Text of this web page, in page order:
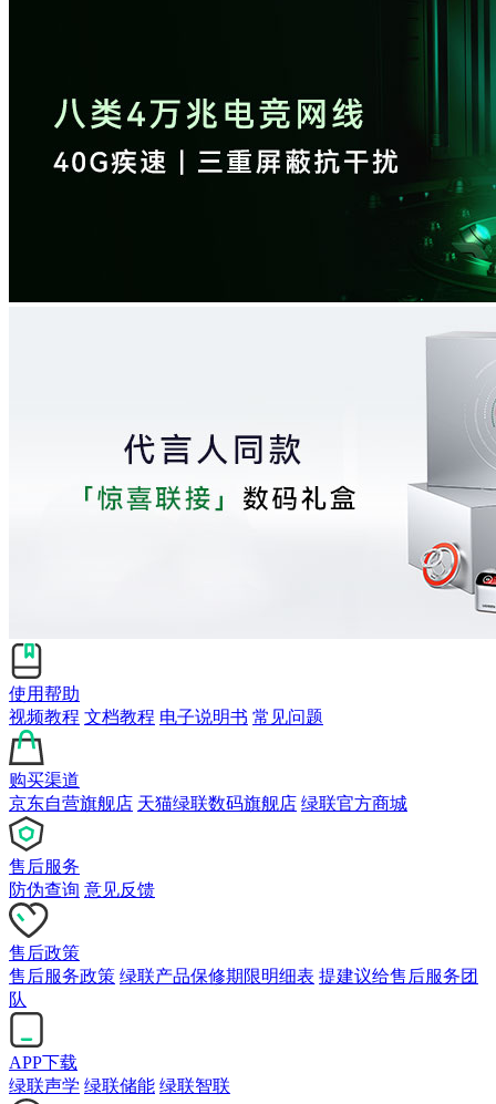
使用帮助
视频教程 文档教程 电子说明书 常见问题
购买渠道
京东自营旗舰店 天猫绿联数码旗舰店 绿联官方商城
售后服务
防伪查询 意见反馈
售后政策
售后服务政策 绿联产品保修期限明细表 提建议给售后服务团
队
APP下载
绿联声学 绿联储能 绿联智联